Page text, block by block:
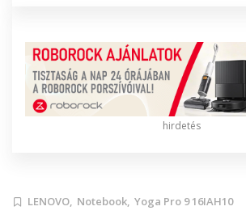
hirdetés
LENOVO, Notebook, Yoga Pro 9 16IAH10